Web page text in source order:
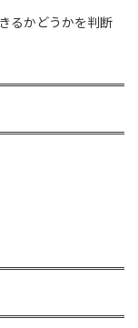
るかどうかを判断